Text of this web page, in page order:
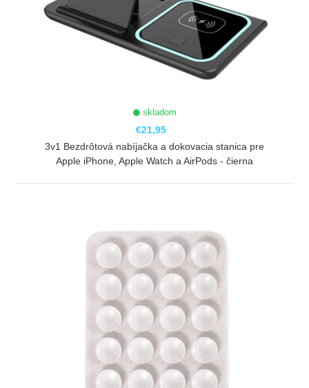
skladom
€21,95
3v1 Bezdrôtová nabíjačka a dokovacia stanica pre
Apple iPhone, Apple Watch a AirPods - čierna